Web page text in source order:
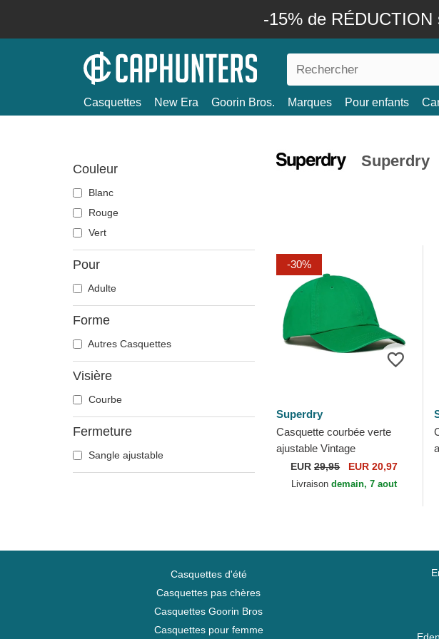
-15% de RÉDUCTION
Casquettes New Era Goorin Bros. Marques Pour enfants
Couleur
Blanc
Rouge
Vert
Pour
Adulte
Forme
Autres Casquettes
Visière
Courbe
Fermeture
Sangle ajustable
Superdry
-30%
Superdry
Casquette courbée verte
ajustable Vintage
Embroidered Drop Kick
Green Superdry
EUR29,95 EUR 20,97
Livraisondemain, 7 aout
Casquettes d'été
Casquettes pas chères
Casquettes Goorin Bros
Casquettes pour femme